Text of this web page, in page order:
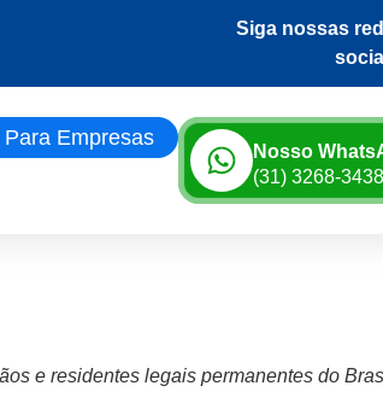
Siga nossas
Para Empresas
Nosso
(31) 3268-3438
e residentes legais permanentes do